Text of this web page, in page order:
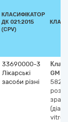
КЛАСИФІКАТОР
ДК 021:2015
(CPV)
33690000-3
Лікарські
засоби різні
vitro),